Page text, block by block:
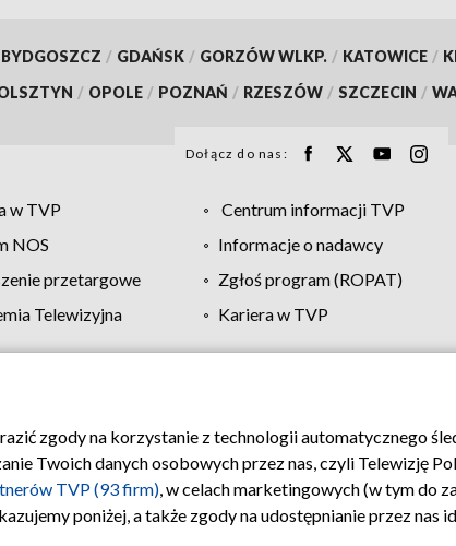
BYDGOSZCZ / GDAŃSK / GORZÓW WLKP. / KATOWICE /
/ OPOLE / POZNAŃ / RZESZÓW / SZCZECIN /
Dołącz do nas:
w TVP Centrum informacji TVP
NOS Informacje o nadawcy
przetargowe Zgłoś program (ROPAT)
Telewizyjna Kariera w TVP
TVP Polityka prywatności Moje zgody Pomoc
zgody na korzystanie z technologii automatycznego
Twoich danych osobowych przez nas, czyli Telewizję
TVP (93 firm), w celach marketingowych (w tym do
poniżej, a także zgody na udostępnianie przez nas